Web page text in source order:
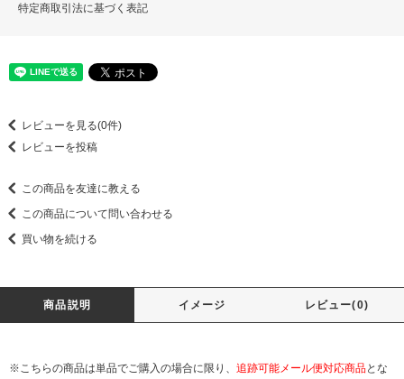
特定商取引法に基づく表記
レビューを見る(0件)
レビューを投稿
この商品を友達に教える
この商品について問い合わせる
買い物を続ける
商品説明 イメージ レビュー(0)
※こちらの商品は単品でご購入の場合に限り、 追跡可能メール便対応商品とな